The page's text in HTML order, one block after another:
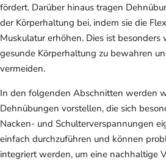
fördert. Darüber hinaus tragen
der Körperhaltung bei, indem sie die
Muskulatur erhöhen. Dies ist
gesunde Körperhaltung zu bewahren
vermeiden.
In den folgenden Abschnitten werden
Dehnübungen vorstellen, die sich
Nacken- und Schulterverspannungen
einfach durchzuführen und können
integriert werden, um eine nachhaltige